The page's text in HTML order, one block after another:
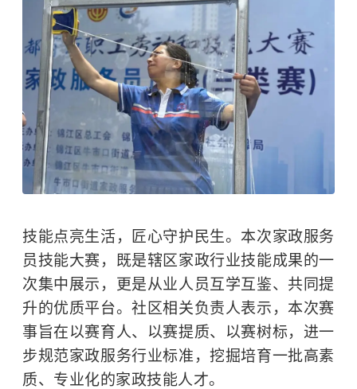
技能点亮生活，匠心守护民生。本次家政服务
员技能大赛，既是辖区家政行业技能成果的一
次集中展示，更是从业人员互学互鉴、共同提
升的优质平台。社区相关负责人表示，本次赛
事旨在以赛育人、以赛提质、以赛树标，进一
步规范家政服务行业标准，挖掘培育一批高素
质、专业化的家政技能人才。